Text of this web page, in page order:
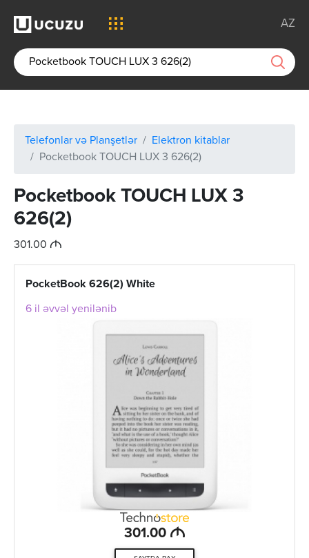
AZ
Telefonlar və Planşetlər
Elektron kitablar
Pocketbook TOUCH LUX 3 626(2)
Pocketbook TOUCH LUX 3
626(2)
301.00 M
PocketBook 626(2) White
6 il əvvəl yenilənib
301.00 M